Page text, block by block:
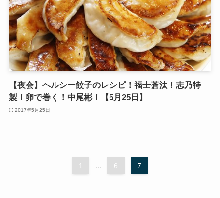
【夜会】ヘルシー餃子のレシピ！福士蒼汰！志乃特
製！卵で巻く！中尾彬！【5月25日】
2017年5月25日
1 6 7